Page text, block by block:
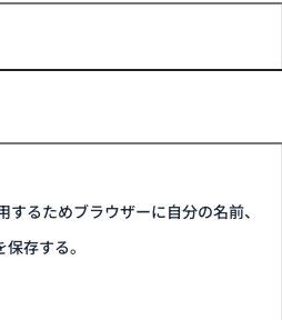
するためブラウザーに自分の名前、
存する。